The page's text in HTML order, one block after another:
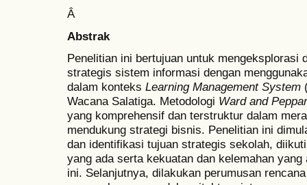
Â
Abstrak
Penelitian ini bertujuan untuk mengeksplorasi
strategis sistem informasi dengan
dalam konteks Learning Management System
Wacana Salatiga. Metodologi Ward and
yang komprehensif dan terstruktur dalam
mendukung strategi bisnis. Penelitian ini
dan identifikasi tujuan strategis sekolah,
yang ada serta kekuatan dan kelemahan
ini. Selanjutnya, dilakukan perumusan